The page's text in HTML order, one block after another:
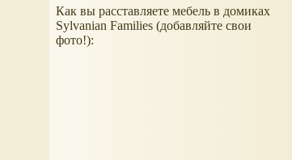
Как вы расставляете мебель в домиках
Sylvanian Families (добавляйте свои
фото!):